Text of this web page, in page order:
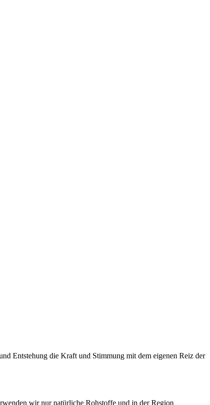
Entstehung die Kraft und Stimmung mit dem eigenen Reiz der
wir nur natürliche Rohstoffe und in der Region